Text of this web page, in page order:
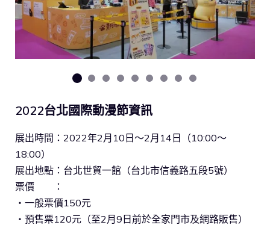
2022台北國際動漫節資訊
展出時間：2022年2月10日～2月14日（10:00～
18:00）
展出地點：台北世貿一館（台北市信義路五段5號）
票價 ：
・一般票價150元
・預售票120元（至2月9日前於全家門市及網路販售）